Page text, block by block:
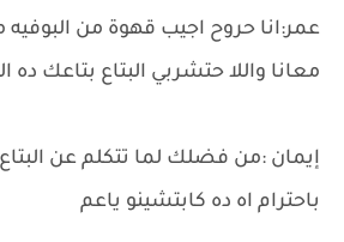
عمر:انا حروح اجيب قهوة من
معانا واللا حتشربي البتاع بتاعك ده
إيمان :من فضلك لما تتكلم عن
باحترام اه ده كابتشينو ياعم